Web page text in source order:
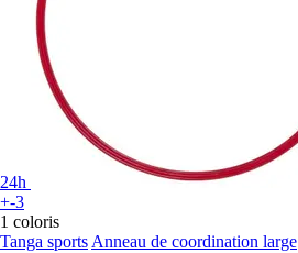
24h
+-3
1 coloris
Tanga sports Anneau de coordination large